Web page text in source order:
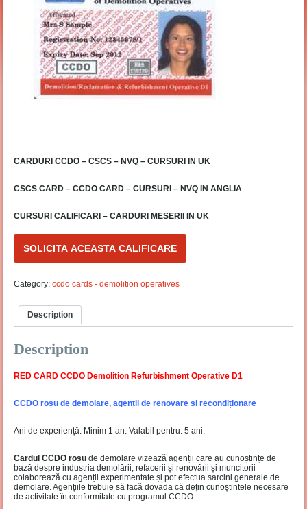
CARDURI CCDO – CSCS – NVQ – CURSURI IN UK
CSCS CARD – CCDO CARD – CURSURI – NVQ IN ANGLIA
CURSURI CALIFICARI – CARDURI MESERII IN UK
SOLICITA ACEASTA CALIFICARE
Category:ccdo cards - demolition operatives
Description
Description
RED CARD CCDO Demolition Refurbishment Operative D1
CCDO roșu de demolare, agenții de renovare și recondiționare
Ani de experiență: Minim 1 an. Valabil pentru: 5 ani.
Cardul CCDO roșu de demolare vizează agenții care au cunoștințe de
bază despre industria demolării, refacerii și renovării și muncitorii
colaborează cu agenții experimentate și pot efectua sarcini generale de
demolare. Agențiile trebuie să facă dovada că dețin cunoștintele necesare
de activitate în conformitate cu programul CCDO.